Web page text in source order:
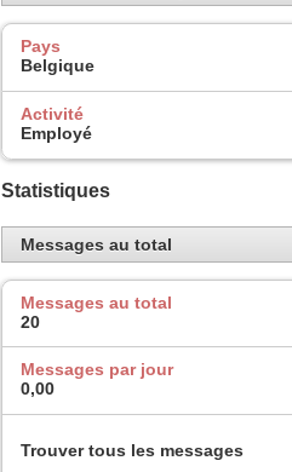
Pays
Belgique
Activité
Employé
Statistiques
Messages au total
Messages au total
20
Messages par jour
0,00
Trouver tous les messages